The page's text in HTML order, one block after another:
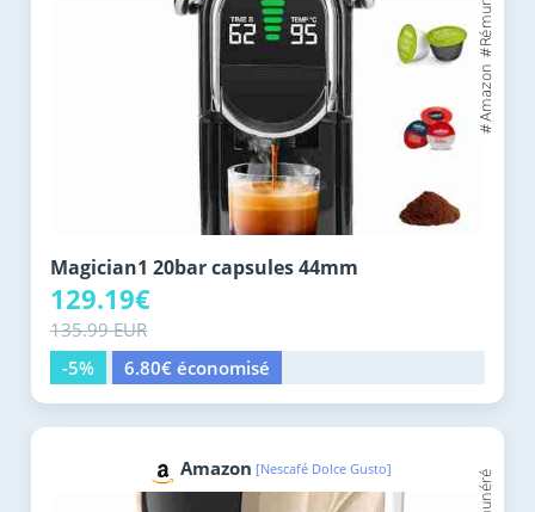
Magician1 20bar capsules 44mm
129.19€
135.99 EUR
-5%
6.80€ économisé
Amazon [Nescafé Dolce Gusto]